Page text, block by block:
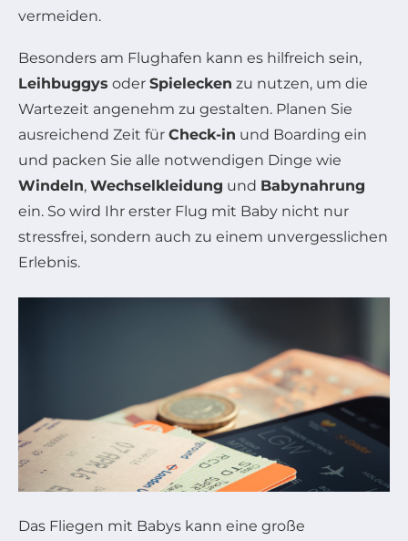
vermeiden.
Besonders am Flughafen kann es hilfreich sein,
Leihbuggys oder Spielecken zu nutzen, um die
Wartezeit angenehm zu gestalten. Planen Sie
ausreichend Zeit für Check-in und Boarding ein
und packen Sie alle notwendigen Dinge wie
Windeln, Wechselkleidung und Babynahrung
ein. So wird Ihr erster Flug mit Baby nicht nur
stressfrei, sondern auch zu einem unvergesslichen
Erlebnis.
Das Fliegen mit Babys kann eine große